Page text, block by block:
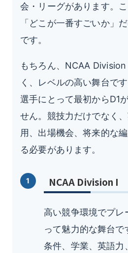
会・リーグがあります。こ
「どこが一番すごいか」
です。
もちろん、NCAA Division
く、レベルの高い舞台で
選手にとって最初からD1
せん。競技力だけでなく
用、出場機会、将来的な
る必要があります。
NCAA Division I
高い競争環境でプレ
って魅力的な舞台で
条件、学業、英語力